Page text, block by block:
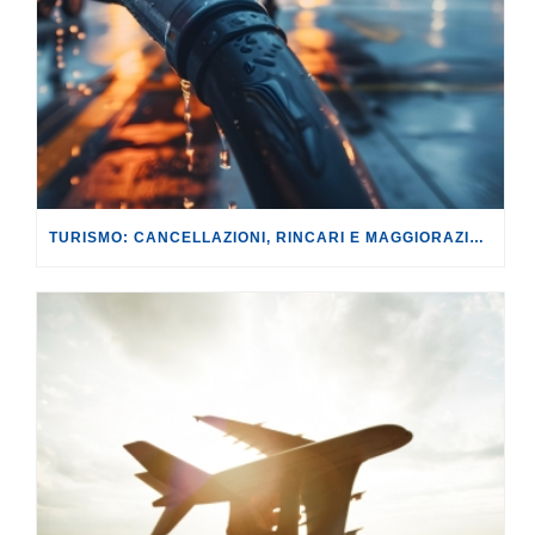
TURISMO: CANCELLAZIONI, RINCARI E MAGGIORAZIONI DI VOLI E PRENOTAZIONI.